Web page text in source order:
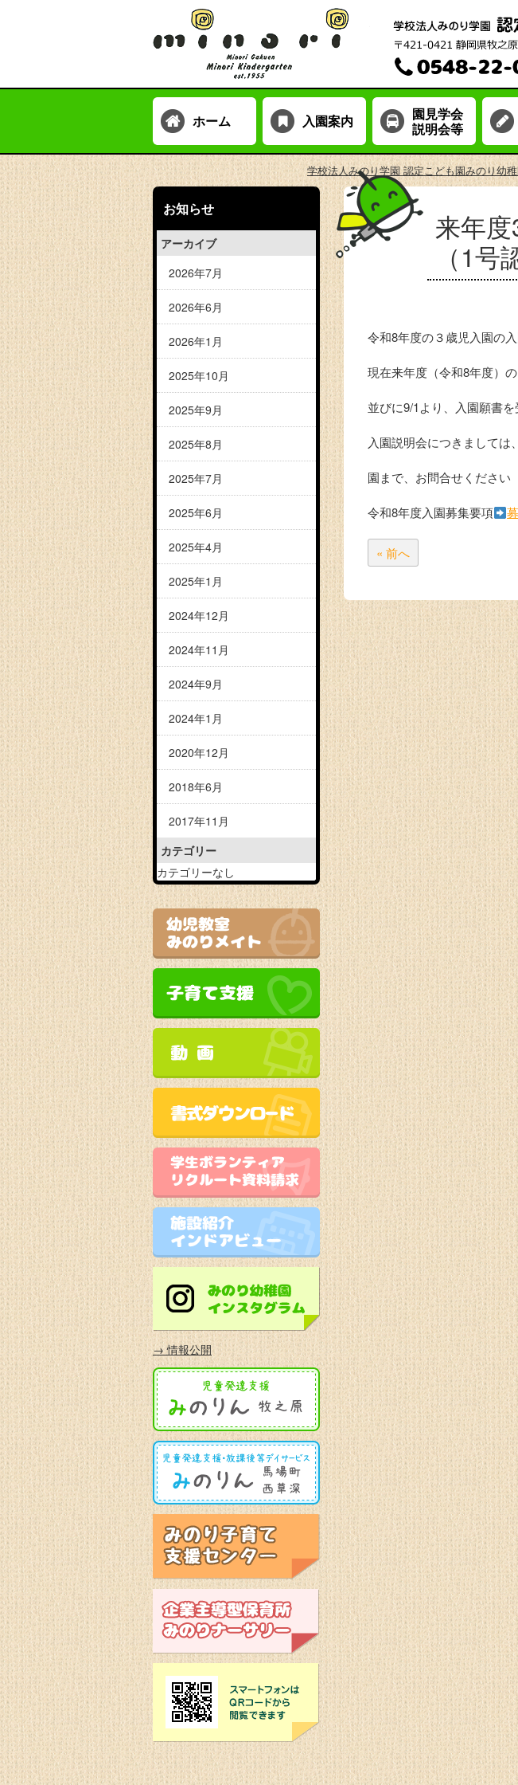
ホーム 入園案内
園見学会
説明会等
学校法人みのり学園 認定こども園みのり幼
来年
（1
令和8年度の３歳児入園の
現在来年度（令和8年度）
並びに9/1より、入園願書
入園説明会につきまして
園まで、お問合せください
令和8年度入園募集要項
« 前へ
お知らせ
アーカイブ
2026年7月
2026年6月
2026年1月
2025年10月
2025年9月
2025年8月
2025年7月
2025年6月
2025年4月
2025年1月
2024年12月
2024年11月
2024年9月
2024年1月
2020年12月
2018年6月
2017年11月
カテゴリー
カテゴリーなし
→ 情報公開